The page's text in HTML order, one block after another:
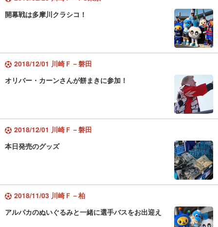
開幕戦は多摩川クラシコ！
2018/12/01 川崎Ｆ－磐田
オリバー・カーンさんが餅まきに参加！
2018/12/01 川崎Ｆ－磐田
本日発売のグッズ
2018/11/03 川崎Ｆ－柏
アルパカのぬいぐるみと一緒に選手バスをお出迎え